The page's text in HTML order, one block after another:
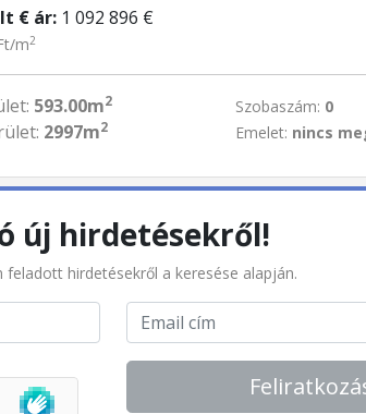
€ ár: 1 092 896 €
m2
593.00m2
2997m2
Szobaszám: 0
Emelet: nincs
új hirdetésekről!
hirdetésekről a keresése alapján.